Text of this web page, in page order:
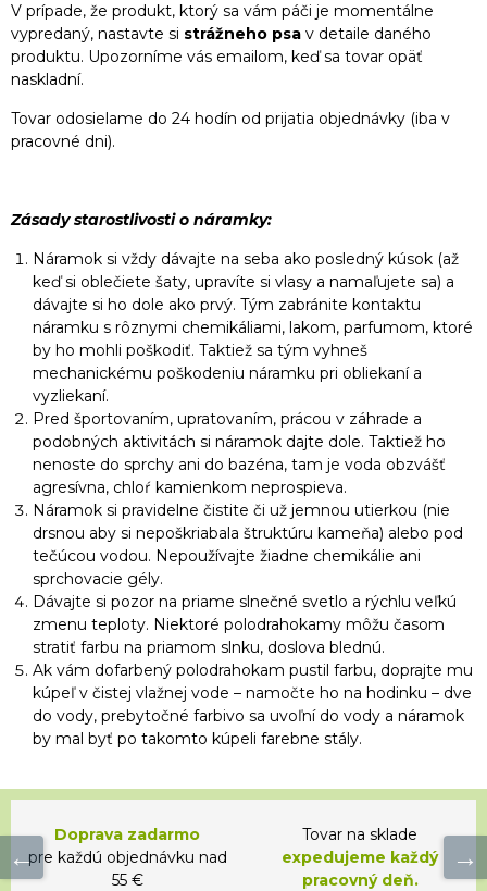
V prípade, že produkt, ktorý sa vám páči je momentálne
vypredaný, nastavte si strážneho psa v detaile daného
produktu. Upozorníme vás emailom, keď sa tovar opäť
naskladní.
Tovar odosielame do 24 hodín od prijatia objednávky (iba v
pracovné dni).
Zásady starostlivosti o náramky:
Náramok si vždy dávajte na seba ako posledný kúsok (až
keď si oblečiete šaty, upravíte si vlasy a namaľujete sa) a
dávajte si ho dole ako prvý. Tým zabránite kontaktu
náramku s rôznymi chemikáliami, lakom, parfumom, ktoré
by ho mohli poškodiť. Taktiež sa tým vyhneš
mechanickému poškodeniu náramku pri obliekaní a
vyzliekaní.
Pred športovaním, upratovaním, prácou v záhrade a
podobných aktivitách si náramok dajte dole. Taktiež ho
nenoste do sprchy ani do bazéna, tam je voda obzvášť
agresívna, chloŕ kamienkom neprospieva.
Náramok si pravidelne čistite či už jemnou utierkou (nie
drsnou aby si nepoškriabala štruktúru kameňa) alebo pod
tečúcou vodou. Nepoužívajte žiadne chemikálie ani
sprchovacie gély.
Dávajte si pozor na priame slnečné svetlo a rýchlu veľkú
zmenu teploty. Niektoré polodrahokamy môžu časom
stratiť farbu na priamom slnku, doslova blednú.
Ak vám dofarbený polodrahokam pustil farbu, doprajte mu
kúpeľ v čistej vlažnej vode – namočte ho na hodinku – dve
do vody, prebytočné farbivo sa uvoľní do vody a náramok
by mal byť po takomto kúpeli farebne stály.
Doprava zadarmo
pre každú objednávku nad
55 €
Tovar na sklade
expedujeme každý
pracovný deň.